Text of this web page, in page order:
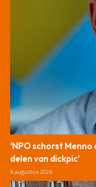
‘NPO schorst
delen van dickpic’
6 augustus 2026